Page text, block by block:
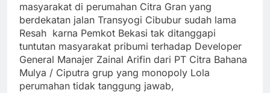
masyarakat di perumahan Citra Gran yang
berdekatan jalan Transyogi Cibubur sudah lama
Resah karna Pemkot Bekasi tak ditanggapi
tuntutan masyarakat pribumi terhadap Developer
General Manajer Zainal Arifin dari PT Citra Bahana
Mulya / Ciputra grup yang monopoly Lola
perumahan tidak tanggung jawab,